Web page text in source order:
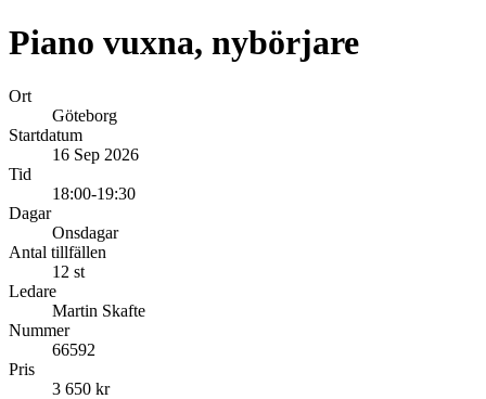
Piano vuxna, nybörjare
Ort
Göteborg
Startdatum
16 Sep 2026
Tid
18:00-19:30
Dagar
Onsdagar
Antal tillfällen
12 st
Ledare
Martin Skafte
Nummer
66592
Pris
3 650 kr